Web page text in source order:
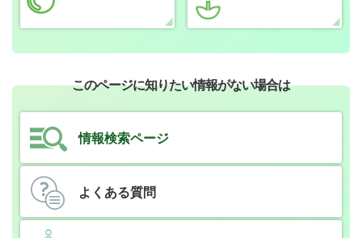
このページに知りたい情報がない場合は
情報検索ページ
よくある質問